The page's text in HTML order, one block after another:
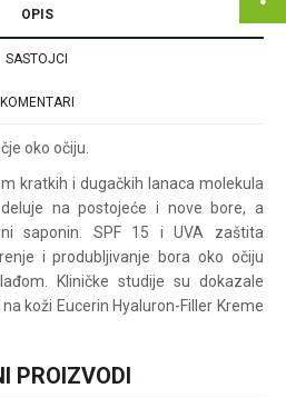
Za više informacija u
vezi online porudžbine
pišite nam:
customers@oazazdrav
lja.rs
+381631105804
OPIS
SASTOJCI
KOMENTARI
oko očiju.
kratkih i dugačkih lanaca molekula
na postojeće i nove bore, a
saponin. SPF 15 i UVA zaštita
i produbljivanje bora oko očiju
Kliničke studije su dokazale
koži Eucerin Hyaluron-Filler Kreme
PROIZVODI